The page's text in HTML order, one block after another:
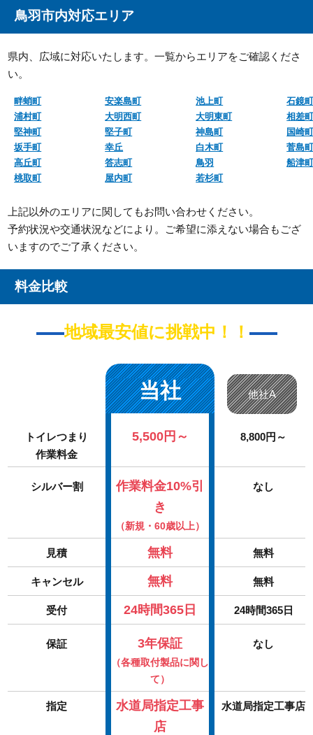
鳥羽市内対応エリア
県内、広域に対応いたします。一覧からエリアをご確認くださ
い。
畔蛸町 安楽島町 池上町
石鏡
浦村町
大明西町 大明東町
相差
堅神町
堅子町 神島町
国崎
坂手町
幸丘 白木町
菅島
高丘町
答志町 鳥羽
船津
桃取町
屋内町 若杉町
上記以外のエリアに関してもお問い合わせください。
予約状況や交通状況などにより。ご希望に添えない場合もござ
いますのでご了承ください。
料金比較
地域最安値に挑戦中！！
当社 他社A
トイレつまり
作業料金
5,500円～ 8,800円～
シルバー割
作業料金10%引
き
（新規・60歳以上）
なし
見積 無料 無料
キャンセル 無料 無料
受付 24時間365日 24時間365日
保証 3年保証
（各種取付製品に関し
て）
なし
指定
水道局指定工事
店
水道局指定工事店